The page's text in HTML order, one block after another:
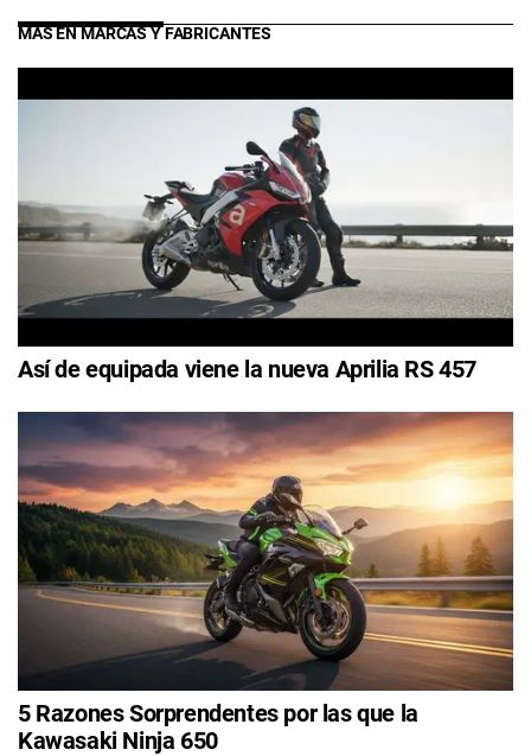
MÁS EN MARCAS Y FABRICANTES
Así de equipada viene la nueva Aprilia RS 457
5 Razones Sorprendentes por las que la
Kawasaki Ninja 650